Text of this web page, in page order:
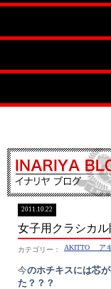
女子用クラシカ
2011.10.22
AKITTO ア
今のホチキスには芯
た？？？